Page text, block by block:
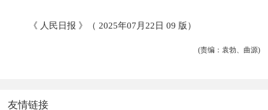
《 人民日报 》（ 2025年07月22日 09 版）
(责编：袁勃、曲源)
友情链接